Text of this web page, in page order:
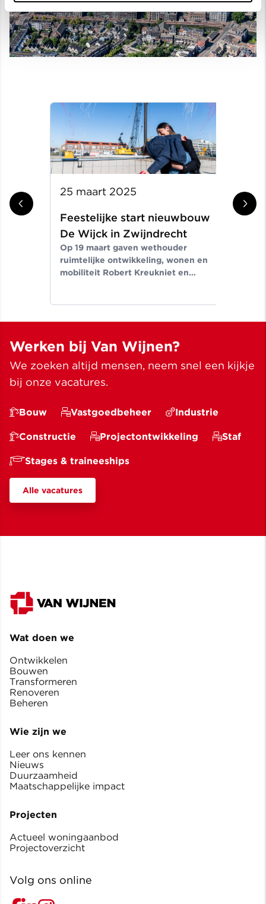
25 maart 2025
Feestelijke start nieuwbouw
De Wijck in Zwijndrecht
Op 19 maart gaven wethouder
ruimtelijke ontwikkeling, wonen en
mobiliteit Robert Kreukniet en
31
Werken bij Van Wijnen?
We zoeken altijd mensen, neem snel een kijkje
bij onze vacatures.
Bouw Vastgoedbeheer Industrie
Constructie Projectontwikkeling Staf
Stages & traineeships
Alle vacatures
Wat doen we
Ontwikkelen
Bouwen
Transformeren
Renoveren
Beheren
Wie zijn we
Leer ons kennen
Nieuws
Duurzaamheid
Maatschappelijke impact
Projecten
Actueel woningaanbod
Projectoverzicht
Volg ons online